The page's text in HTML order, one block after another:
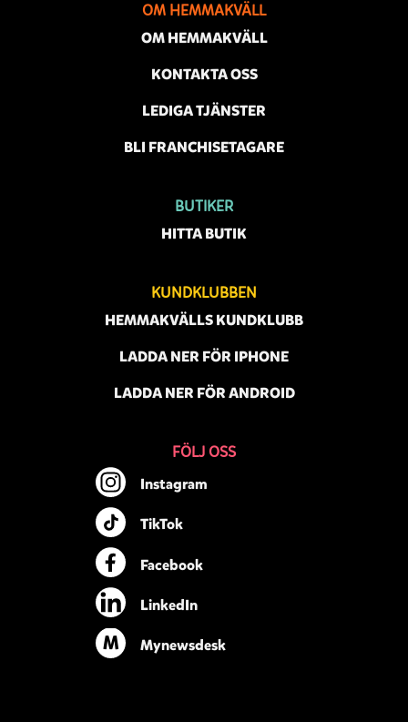
OM HEMMAKVÄLL
OM HEMMAKVÄLL
KONTAKTA OSS
LEDIGA TJÄNSTER
BLI FRANCHISETAGARE
BUTIKER
HITTA BUTIK
KUNDKLUBBEN
HEMMAKVÄLLS KUNDKLUBB
LADDA NER FÖR IPHONE
LADDA NER FÖR ANDROID
FÖLJ OSS
Instagram
TikTok
Facebook
LinkedIn
M Mynewsdesk